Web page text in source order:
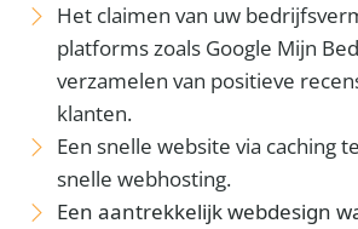
Het claimen van uw
platforms zoals Google Mijn
verzamelen van positieve
klanten.
Een snelle website via caching
snelle webhosting.
Een aantrekkelijk webdesign